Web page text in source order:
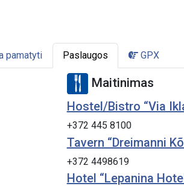
ir žvejų kaimai.
pamatyti Paslaugos GPX
Maitinimas
Hostel/Bistro “Via
+372 445 8100
Tavern “Dreimanni
+372 4498619
Hotel “Lepanina